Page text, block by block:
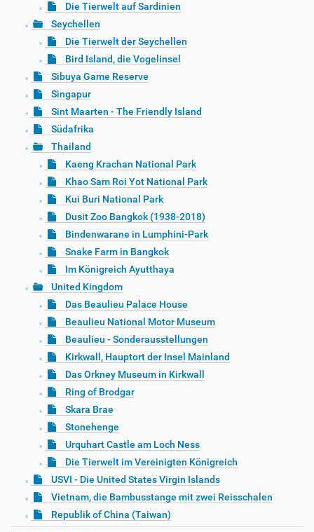
Die Tierwelt auf Sardinien
Seychellen
Die Tierwelt der Seychellen
Bird Island, die Vogelinsel
Sibuya Game Reserve
Singapur
Sint Maarten - The Friendly Island
Südafrika
Thailand
Kaeng Krachan National Park
Khao Sam Roi Yot National Park
Kui Buri National Park
Dusit Zoo Bangkok (1938-2018)
Bindenwarane in Lumphini-Park
Snake Farm in Bangkok
Im Königreich Ayutthaya
United Kingdom
Das Beaulieu Palace House
Beaulieu National Motor Museum
Beaulieu - Sonderausstellungen
Kirkwall, Hauptort der Insel Mainland
Das Orkney Museum in Kirkwall
Ring of Brodgar
Skara Brae
Stonehenge
Urquhart Castle am Loch Ness
Die Tierwelt im Vereinigten Königreich
USVI - Die United States Virgin Islands
Vietnam, die Bambusstange mit zwei Reisschalen
Republik of China (Taiwan)